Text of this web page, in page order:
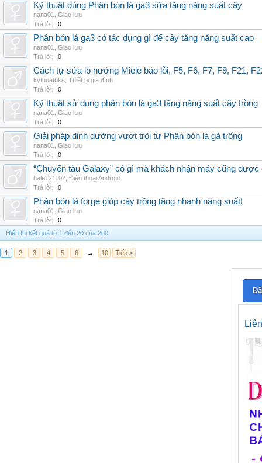
Kỹ thuật dùng Phân bón lá ga3 sữa tăng năng suất cây
nana01
Giao lưu
Trả lời:
0
Phân bón lá ga3 có tác dụng gì để cây tăng năng suất cao
nana01
Giao lưu
Trả lời:
0
Cách tự sửa lò nướng Miele báo lỗi, F5, F6, F7, F9, F21,
kythuatbks Thiết bị gia đình
Trả lời:
0
Kỹ thuật sử dụng phân bón lá ga3 tăng năng suất cây trồng
nana01
Giao lưu
Trả lời:
0
Giải pháp dinh dưỡng vượt trội từ Phân bón lá gà trống
nana01
Giao lưu
Trả lời:
0
“Chuyến tàu Galaxy” có gì mà khách nhận máy cũng được
hale121102 Điện thoại Android
Trả lời:
0
Phân bón lá forge giúp cây trồng tăng nhanh năng suất!
nana01
Giao lưu
Trả lời:
0
Hiển thị kết quả từ 1 đến 20 của 200
1 2 3 4 5 6 → 10 Tiếp >